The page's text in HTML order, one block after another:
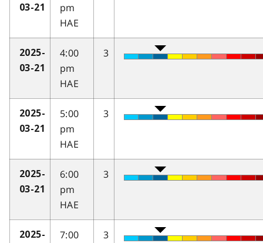
03-21
pm
HAE
2025-
03-21
4:00
pm
HAE
3
2025-
03-21
5:00
pm
HAE
3
2025-
03-21
6:00
pm
HAE
3
2025-
7:00
3